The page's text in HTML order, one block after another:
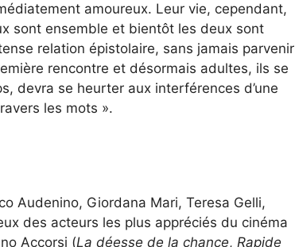
amoureux. Leur vie, cependant,
sont ensemble et bientôt les deux sont
relation épistolaire, sans jamais parvenir
rencontre et désormais adultes, ils se
devra se heurter aux interférences d’une
les mots ».
Audenino, Giordana Mari, Teresa Gelli,
des acteurs les plus appréciés du cinéma
Accorsi (La déesse de la chance, Rapide